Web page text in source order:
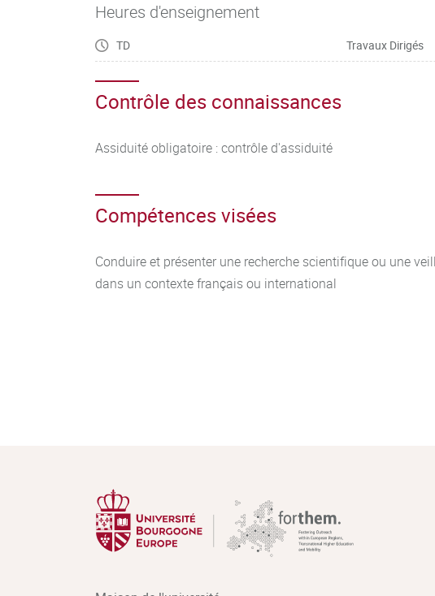
Heures d'enseignement
TD Travaux Dirigés
Contrôle des connaissances
Assiduité obligatoire : contrôle d'assiduité
Compétences visées
Conduire et présenter une recherche scientifique ou une
dans un contexte français ou international